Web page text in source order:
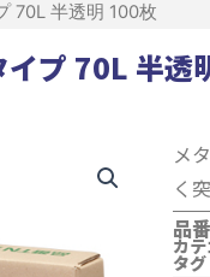
70L 半透明 100枚
プ 70L 半透
メ
く
品
カ
タ